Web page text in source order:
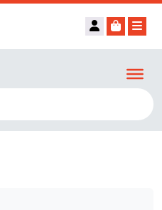
Account
Cart